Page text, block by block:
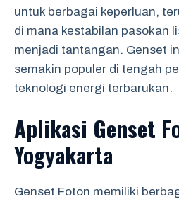
untuk berbagai keperluan,
di mana kestabilan pasokan
menjadi tantangan. Genset
semakin populer di tengah
teknologi energi terbarukan.
Aplikasi Genset
Yogyakarta
Genset Foton memiliki